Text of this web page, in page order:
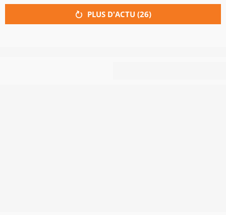
PLUS D'ACTU (26)